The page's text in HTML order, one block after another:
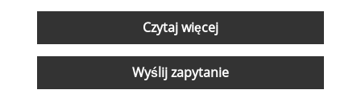
Czytaj więcej
Wyślij zapytanie